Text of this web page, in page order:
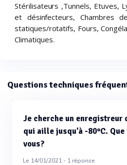
Stérilisateurs ,Tunnels, Etuves,
et désinfecteurs, Chambres
statiques/rotatifs, Fours,
Climatiques.
Questions techniques
Je cherche un enregistreur
qui aille jusqu'à -80°C.
vous?
Le 14/01/2021 - 1réponse